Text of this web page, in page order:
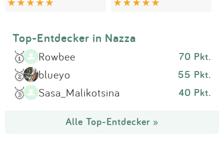
Top-Entdecker in Nazza
🥇 Rowbee 70 Pkt.
🥈 blueyo 55 Pkt.
🥉 Sasa_Malikotsina 40 Pkt.
Alle Top-Entdecker »